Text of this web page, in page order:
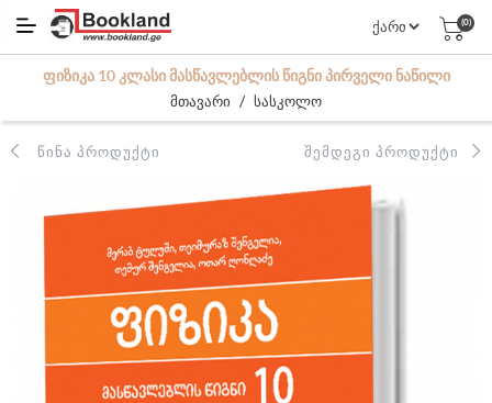
(0)
ᲤᲘᲖᲘᲙᲐ 10 ᲙᲚᲐᲡᲘ ᲛᲐᲡᲬᲐᲕᲚᲔᲑᲚᲘᲡ ᲬᲘᲒᲜᲘ ᲞᲘᲠᲕᲔᲚᲘ ᲜᲐᲬᲘᲚᲘ
მთავარი / სასკოლო
ᲬᲘᲜᲐ ᲞᲠᲝᲓᲣᲥᲢᲘ ᲨᲔᲛᲓᲔᲒᲘ ᲞᲠᲝᲓᲣᲥᲢᲘ